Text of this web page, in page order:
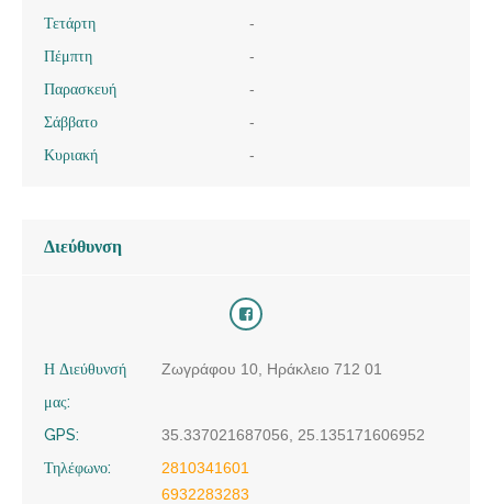
Τετάρτη
-
Πέμπτη
-
Παρασκευή
-
Σάββατο
-
Κυριακή
-
Διεύθυνση
Η Διεύθυνσή
μας:
Ζωγράφου 10, Ηράκλειο 712 01
GPS:
35.337021687056, 25.135171606952
Τηλέφωνο:
2810341601
6932283283